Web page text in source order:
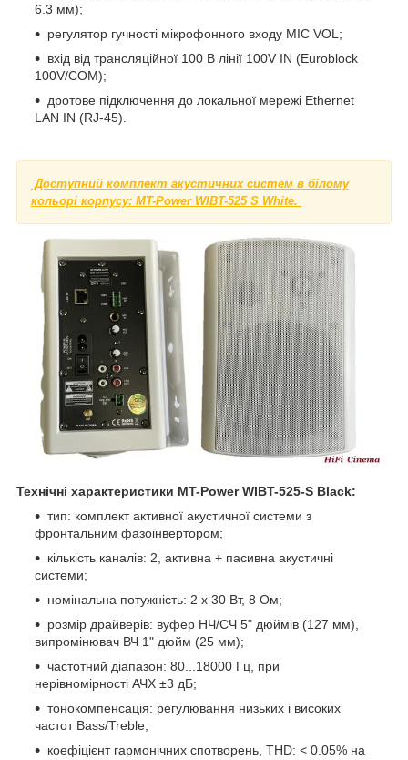
6.3 мм);
регулятор гучності мікрофонного входу MIC VOL;
вхід від трансляційної 100 В лінії 100V IN (Euroblock
100V/COM);
дротове підключення до локальної мережі Ethernet
LAN IN (RJ-45).
Доступний комплект акустичних систем в білому
кольорі корпусу: MT-Power WIBT-525 S White.
Технічні характеристики MT-Power WIBT-525-S Black:
тип: комплект активної акустичної системи з
фронтальним фазоінвертором;
кількість каналів: 2, активна + пасивна акустичні
системи;
номінальна потужність: 2 х 30 Вт, 8 Ом;
розмір драйверів: вуфер НЧ/СЧ 5" дюймів (127 мм),
випромінювач ВЧ 1" дюйм (25 мм);
частотний діапазон: 80...18000 Гц, при
нерівномірності АЧХ ±3 дБ;
тонокомпенсація: регулювання низьких і високих
частот Bass/Treble;
коефіцієнт гармонічних спотворень, THD: < 0.05% на